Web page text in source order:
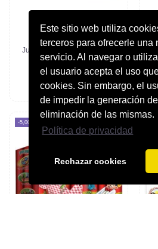
Este sitio web utiliza
terceros para ofrecerle una
servicio. Al navegar o
el usuario acepta el uso
cookies. Sin embargo, el
de impedir la generación
eliminación de las mismas.
Política de privacidad
Rechazar cookies
Pàgina principal
Juego de Mesa: Catch Mag -
Plast Wood
39,95 €
Afegir a la cistella
-5,00 €